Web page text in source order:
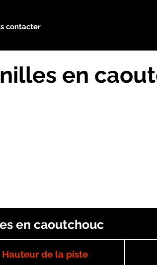
contacter
en
en caoutchouc
Hauteur de la piste